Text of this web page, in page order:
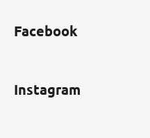
Facebook
Instagram